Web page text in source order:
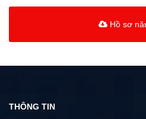
Hồ sơ
THÔNG TIN